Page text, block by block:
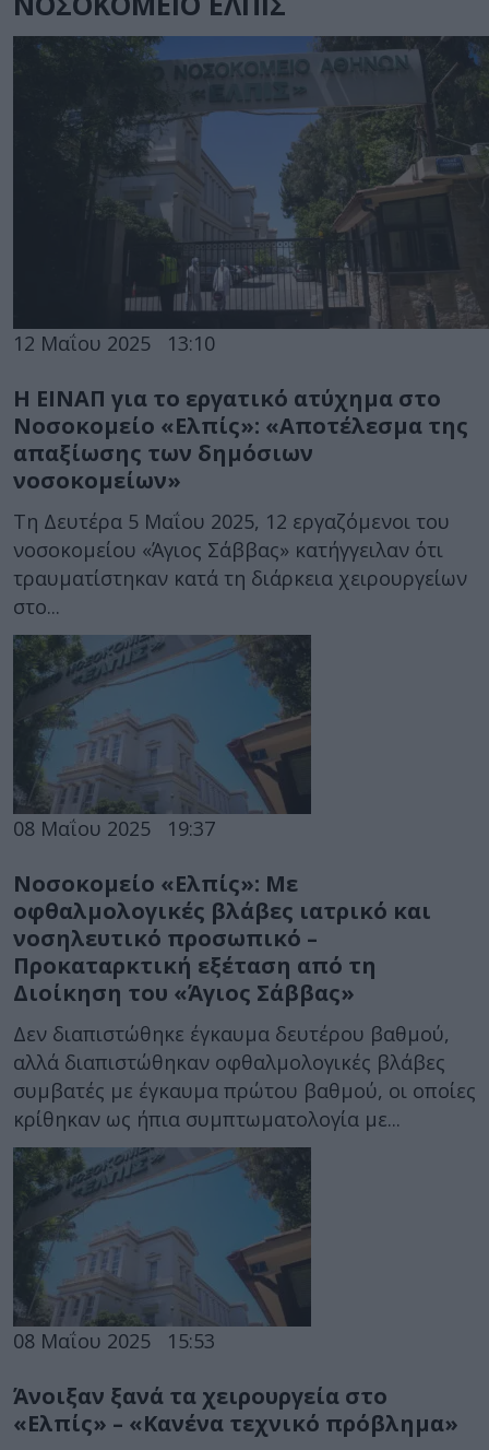
12 Μαΐου 2025 13:10
Η ΕΙΝΑΠ για το εργατικό ατύχημα στο
Νοσοκομείο «Ελπίς»: «Αποτέλεσμα της
απαξίωσης των δημόσιων
νοσοκομείων»
Τη Δευτέρα 5 Μαΐου 2025, 12 εργαζόμενοι του
νοσοκομείου «Άγιος Σάββας» κατήγγειλαν ότι
τραυματίστηκαν κατά τη διάρκεια χειρουργείων
στο...
08 Μαΐου 2025 19:37
Νοσοκομείο «Ελπίς»: Με
οφθαλμολογικές βλάβες ιατρικό και
νοσηλευτικό προσωπικό –
Προκαταρκτική εξέταση από τη
Διοίκηση του «Άγιος Σάββας»
Δεν διαπιστώθηκε έγκαυμα δευτέρου βαθμού,
αλλά διαπιστώθηκαν οφθαλμολογικές βλάβες
συμβατές με έγκαυμα πρώτου βαθμού, οι οποίες
κρίθηκαν ως ήπια συμπτωματολογία με...
08 Μαΐου 2025 15:53
Άνοιξαν ξανά τα χειρουργεία στο
«Ελπίς» – «Κανένα τεχνικό πρόβλημα»